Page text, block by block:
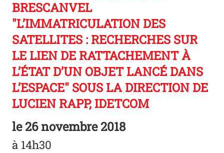
BRESCANVEL
"L’IMMATRICULATION DES
SATELLITES : RECHERCHES SUR
LE LIEN DE RATTACHEMENT À
L’ÉTAT D’UN OBJET LANCÉ DANS
L’ESPACE" SOUS LA DIRECTION DE
LUCIEN RAPP, IDETCOM
le26 novembre 2018
à 14h30